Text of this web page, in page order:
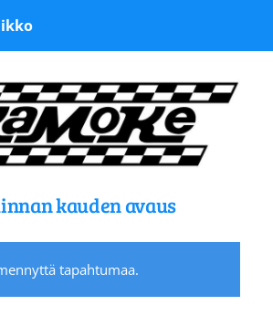
Kangasalan
kauden avaus
tapahtumaa.